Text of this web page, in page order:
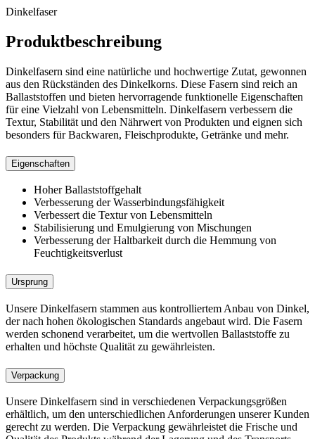
Dinkelfaser
Produktbeschreibung
Dinkelfasern sind eine natürliche und hochwertige Zutat, gewonnen
aus den Rückständen des Dinkelkorns. Diese Fasern sind reich an
Ballaststoffen und bieten hervorragende funktionelle Eigenschaften
für eine Vielzahl von Lebensmitteln. Dinkelfasern verbessern die
Textur, Stabilität und den Nährwert von Produkten und eignen sich
besonders für Backwaren, Fleischprodukte, Getränke und mehr.
Eigenschaften
Hoher Ballaststoffgehalt
Verbesserung der Wasserbindungsfähigkeit
Verbessert die Textur von Lebensmitteln
Stabilisierung und Emulgierung von Mischungen
Verbesserung der Haltbarkeitdurch die Hemmung von
Feuchtigkeitsverlust
Ursprung
Unsere Dinkelfasern stammen aus kontrolliertem Anbau von Dinkel,
der nach hohen ökologischen Standards angebaut wird. Die Fasern
werden schonend verarbeitet, um die wertvollen Ballaststoffe zu
erhalten und höchste Qualität zu gewährleisten.
Verpackung
Unsere Dinkelfasern sind in verschiedenen Verpackungsgrößen
erhältlich, um den unterschiedlichen Anforderungen unserer Kunden
gerecht zu werden. Die Verpackung gewährleistet die Frische und